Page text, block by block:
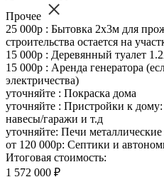
Прочее
25 000р : Бытовка 2х3м для
строительства остается на
15 000р : Деревянный туалет
15 000р : Аренда генератора
электричества)
уточняйте : Покраска дома
уточняйте : Пристройки к
навесы/гаражи и т.д
уточняйте: Печи
от 120 000р: Септики и
Итоговая стоимость:
1 572 000 ₽